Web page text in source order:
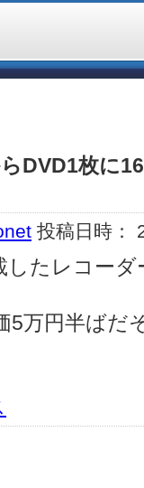
DVD1枚に
投稿日時：
たレコー
5万円半ばだ